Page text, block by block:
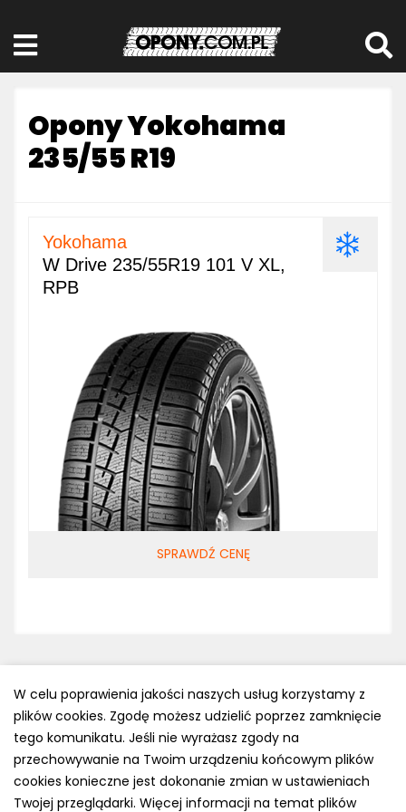
Opony Yokohama
235/55 R19
Yokohama
W Drive 235/55R19 101 V XL,
RPB
SPRAWDŹ CENĘ
Polityka prywatności
e-mail: kontakt@opony.com.pl
Copyright © 2000-2023 Opony.com.pl
W celu poprawienia jakości naszych usług korzystamy z
plików cookies. Zgodę możesz udzielić poprzez zamknięcie
tego komunikatu. Jeśli nie wyrażasz zgody na
przechowywanie na Twoim urządzeniu końcowym plików
cookies konieczne jest dokonanie zmian w ustawieniach
Twojej przeglądarki. Więcej informacji na temat plików